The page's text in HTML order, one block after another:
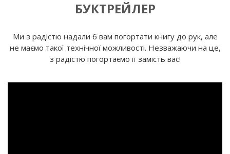
БУКТРЕЙЛЕР
Ми з радістю надали б вам погортати книгу до рук, але
не маємо такої технічної можливості. Незважаючи на це,
з радістю погортаємо її замість вас!